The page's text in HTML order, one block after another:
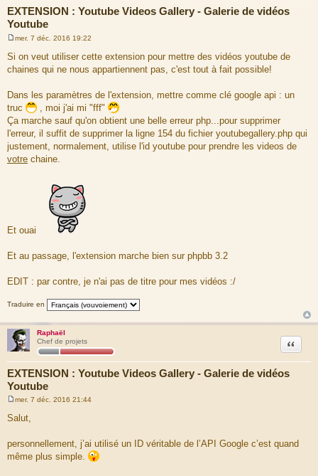
EXTENSION : Youtube Videos Gallery - Galerie de vidéos
Youtube
s
e
mer. 7 déc. 2016 19:22
Si on veut utiliser cette extension pour mettre des vidéos youtube de
chaines qui ne nous appartiennent pas, c'est tout à fait possible!
Dans les paramètres de l'extension, mettre comme clé google api : un
truc
, moi j'ai mi "fff"
Ça marche sauf qu'on obtient une belle erreur php...pour supprimer
l'erreur, il suffit de supprimer la ligne 154 du fichier youtubegallery.php qui
justement, normalement, utilise l'id youtube pour prendre les videos de
votre chaine.
Et ouai
Et au passage, l'extension marche bien sur phpbb 3.2
EDIT : par contre, je n'ai pas de titre pour mes vidéos :/
Traduire en
Raphaël
Chef de projets
EXTENSION : Youtube Videos Gallery - Galerie de vidéos
Youtube
Citation
e
s
a
g
e
mer. 7 déc. 2016 21:44
Salut,
personnellement, j’ai utilisé un ID véritable de l’API Google c’est quand
même plus simple.